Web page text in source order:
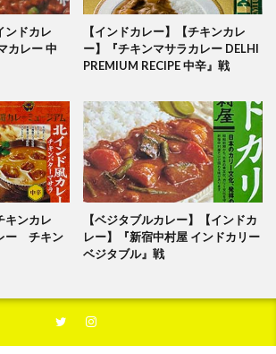
ンドカレ
カレー 中
【インドカレー】【チキンカレ
ー】『チキンマサラカレー DELHI
PREMIUM RECIPE 中辛』戦
キンカレ
ー チキン
【ベジタブルカレー】【インドカ
レー】『新宿中村屋 インドカリー
ベジタブル』戦